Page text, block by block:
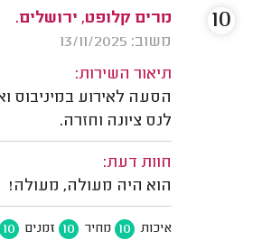
מרים קלופט, ירושלים.
משוב: 13/11/2025
תיאור השירות:
הסעה לאירוע במיניבוס
לנס ציונה וחזרה.
חוות דעת:
הוא היה מעולה, מעולה!
איכות 10 מחיר 10 זמנים 10
10